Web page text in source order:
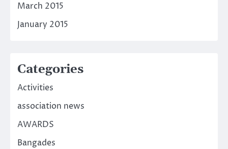
March 2015
January 2015
Categories
Activities
association news
AWARDS
Bangades